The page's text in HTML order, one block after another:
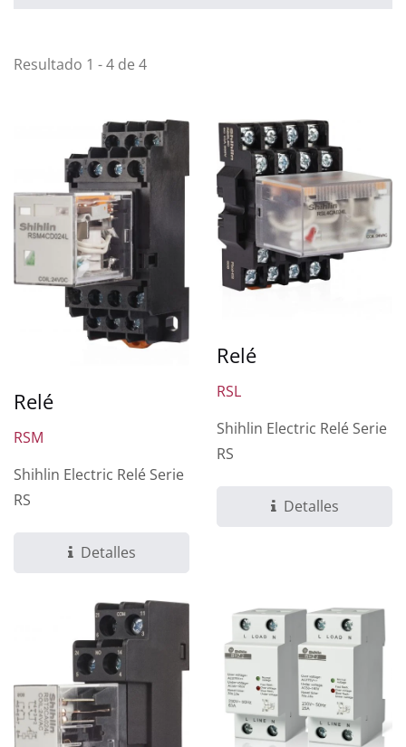
Resultado 1 - 4 de 4
Relé
RSM
Shihlin Electric Relé Serie
RS
Detalles
Relé
RSL
Shihlin Electric Relé Serie
RS
Detalles